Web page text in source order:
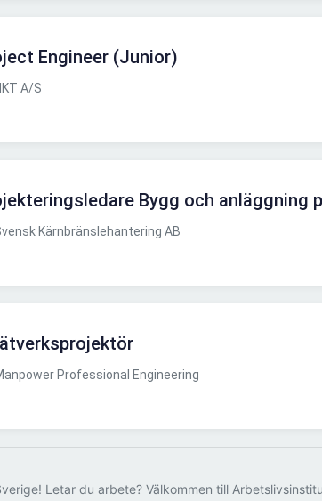
Engineer (Junior)
A/S
Bygg och anläggning
Kärnbränslehantering AB
Professional Engineering
Letar du arbete? Välkommen till